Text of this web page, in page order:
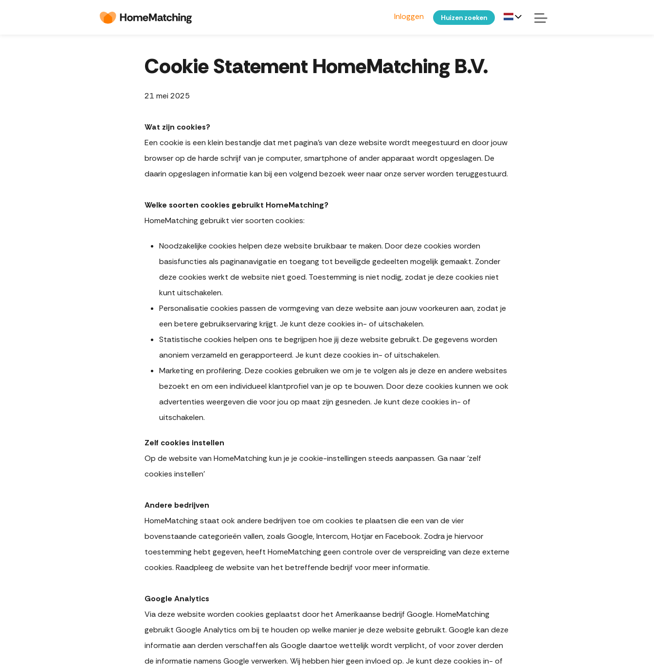
Inloggen Huizen zoeken
Cookie Statement HomeMatching B.V.
21 mei 2025
Wat zijn cookies?
Een cookie is een klein bestandje dat met pagina’s van deze website wordt meegestuurd en door jouw
browser op de harde schrijf van je computer, smartphone of ander apparaat wordt opgeslagen. De
daarin opgeslagen informatie kan bij een volgend bezoek weer naar onze server worden teruggestuurd.
Welke soorten cookies gebruikt HomeMatching?
HomeMatching gebruikt vier soorten cookies:
Noodzakelijke cookies helpen deze website bruikbaar te maken. Door deze cookies worden
basisfuncties als paginanavigatie en toegang tot beveiligde gedeelten mogelijk gemaakt. Zonder
deze cookies werkt de website niet goed. Toestemming is niet nodig, zodat je deze cookies niet
kunt uitschakelen.
Personalisatie cookies passen de vormgeving van deze website aan jouw voorkeuren aan, zodat je
een betere gebruikservaring krijgt. Je kunt deze cookies in- of uitschakelen.
Statistische cookies helpen ons te begrijpen hoe jij deze website gebruikt. De gegevens worden
anoniem verzameld en gerapporteerd. Je kunt deze cookies in- of uitschakelen.
Marketing en profilering. Deze cookies gebruiken we om je te volgen als je deze en andere websites
bezoekt en om een individueel klantprofiel van je op te bouwen. Door deze cookies kunnen we ook
advertenties weergeven die voor jou op maat zijn gesneden. Je kunt deze cookies in- of
uitschakelen.
Zelf cookies instellen
Op de website van HomeMatching kun je je cookie-instellingen steeds aanpassen. Ga naar 'zelf
cookies instellen'
Andere bedrijven
HomeMatching staat ook andere bedrijven toe om cookies te plaatsen die een van de vier
bovenstaande categorieën vallen, zoals Google, Intercom, Hotjar en Facebook. Zodra je hiervoor
toestemming hebt gegeven, heeft HomeMatching geen controle over de verspreiding van deze externe
cookies. Raadpleeg de website van het betreffende bedrijf voor meer informatie.
Google Analytics
Via deze website worden cookies geplaatst door het Amerikaanse bedrijf Google. HomeMatching
gebruikt Google Analytics om bij te houden op welke manier je deze website gebruikt. Google kan deze
informatie aan derden verschaffen als Google daartoe wettelijk wordt verplicht, of voor zover derden
de informatie namens Google verwerken. Wij hebben hier geen invloed op. Je kunt deze cookies in- of